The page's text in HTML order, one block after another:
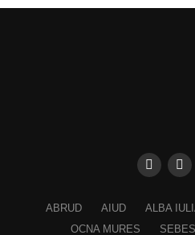
ABRUD AIUD ALBA
OCNA MURES
SEBES